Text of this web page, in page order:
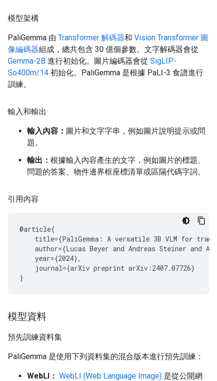
模型架構
PaliGemma 由 Transformer 解碼器和 Vision Transformer 圖
像編碼器組成，總共包含 30 億個參數。文字解碼器會從
Gemma-2B 進行初始化。圖片編碼器會從 SigLIP-
So400m/14 初始化。PaliGemma 是根據 PaLI-3 食譜進行
訓練。
輸入和輸出
輸入內容： 圖片和文字字串，例如圖片說明提示或問
題。
輸出： 根據輸入內容產生的文字，例如圖片的標題、
問題的答案、物件邊界框座標清單或區隔代碼字詞。
引用內容
@article{
title={PaliGemma: A versatile 3B VLM for
author={Lucas Beyer and Andreas Steiner and
    year={2024},
    journal={arXiv preprint arXiv:2407.07726}
模型資料
預先訓練資料集
PaliGemma 是使用下列資料集的混合版本進行預先訓練：
WebLI： WebLI (Web Language Image) 是從公開網